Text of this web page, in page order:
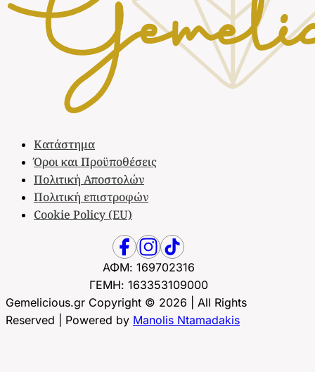
Κατάστημα
Όροι και Προϋποθέσεις
Πολιτική Αποστολών
Πολιτική επιστροφών
Cookie Policy (EU)
ΑΦΜ: 169702316
ΓΕΜΗ: 163353109000
Gemelicious.gr Copyright © 2026 | All Rights
Reserved | Powered by Manolis Ntamadakis